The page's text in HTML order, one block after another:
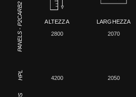
PANELS - P2CARB2
ALTEZZA
2800
LARGHEZZA
2070
HPL 4200 2050